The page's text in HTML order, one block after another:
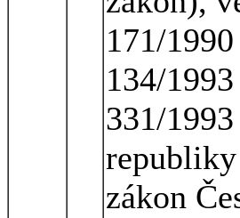
171/
134/
331/
republiky
zákon